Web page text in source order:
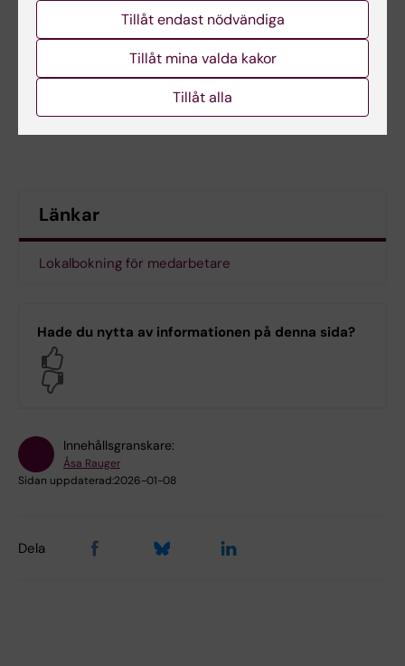
Länkar
Lokalbokning för medarbetare
Hade du nytta av informationen på denna sida?
Innehållsgranskare:
Åsa Rauger
Sidan uppdaterad:2026-01-08
Dela
Tillåt endast nödvändiga
Tillåt mina valda kakor
Tillåt alla